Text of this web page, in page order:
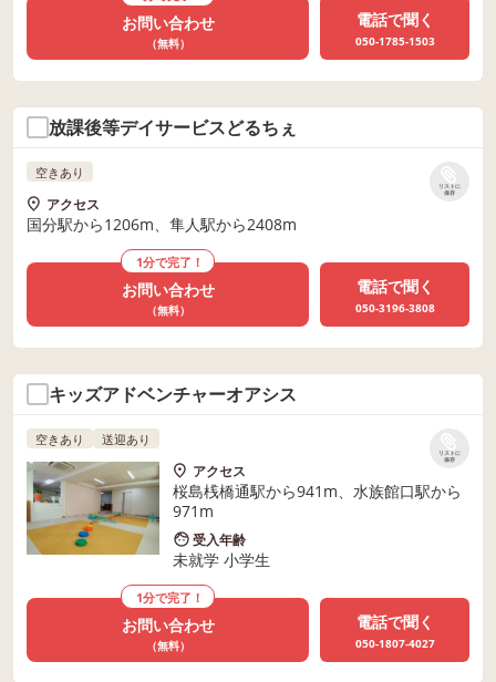
お問い合わせ
（無料）
電話で聞く
050-1785-1503
放課後等デイサービスどるちぇ
リストに
保存
空きあり
アクセス
国分駅から1206m、隼人駅から2408m
1分で完了！
お問い合わせ
（無料）
電話で聞く
050-3196-3808
キッズアドベンチャーオアシス
リストに
保存
空きあり 送迎あり
アクセス
桜島桟橋通駅から941m、水族館口駅から
971m
受入年齢
未就学 小学生
1分で完了！
お問い合わせ
（無料）
電話で聞く
050-1807-4027